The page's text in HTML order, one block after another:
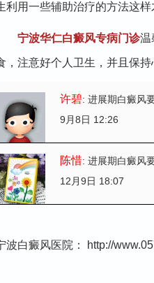
利用一些辅助治疗的方法这样
宁波华仁白癜风专病门诊温
，注意好个人卫生，并且保持
许碧: 进展期白癜风
9月8日 12:26
陈惜: 进展期白癜风
12月9日 18:07
波白癜风医院： http://